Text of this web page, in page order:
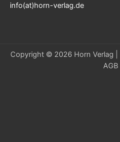
info(at)horn-verlag.de
Copyright © 2026 Horn Verlag |
AGB